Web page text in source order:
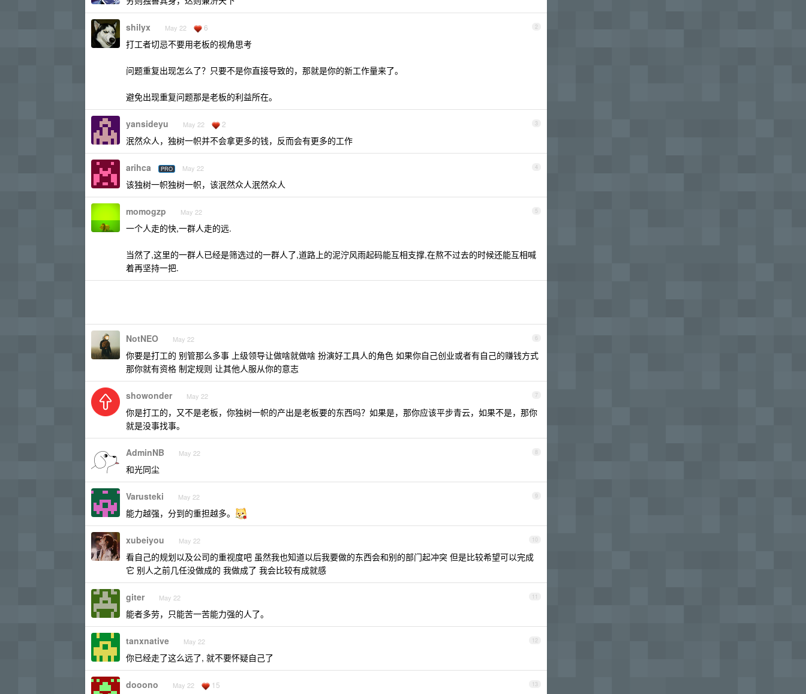
2
shilyx May 22 6
打工者切忌不要用老板的视角思考
问题重复出现怎么了？只要不是你直接导致的，那就是你的新工作量来了。
避免出现重复问题那是老板的利益所在。
3
yansideyu May 22 2
泯然众人，独树一帜并不会拿更多的钱，反而会有更多的工作
4
arihca PRO May 22
该独树一帜独树一帜，该泯然众人泯然众人
5
momogzp May 22
一个人走的快,一群人走的远.
当然了,这里的一群人已经是筛选过的一群人了,道路上的泥泞风雨起码能互相支撑,在熬不过去的时候还能互相喊
着再坚持一把.
6
NotNEO May 22
你要是打工的 别管那么多事 上级领导让做啥就做啥 扮演好工具人的角色 如果你自己创业或者有自己的赚钱方式
那你就有资格 制定规则 让其他人服从你的意志
7
showonder May 22
你是打工的，又不是老板，你独树一帜的产出是老板要的东西吗？如果是，那你应该平步青云，如果不是，那你
就是没事找事。
8
AdminNB May 22
和光同尘
9
Varusteki May 22
能力越强，分到的重担越多。
10
xubeiyou May 22
看自己的规划以及公司的重视度吧 虽然我也知道以后我要做的东西会和别的部门起冲突 但是比较希望可以完成
它 别人之前几任没做成的 我做成了 我会比较有成就感
11
giter May 22
能者多劳，只能苦一苦能力强的人了。
12
tanxnative May 22
你已经走了这么远了, 就不要怀疑自己了
13
dooono May 22 15